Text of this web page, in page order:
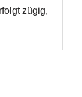
zügig,